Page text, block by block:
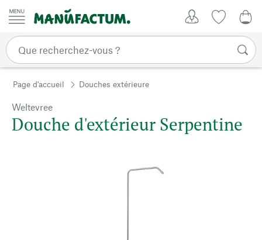
Passer au contenu
Page d'accueil Douches extérieure
Weltevree
Douche d'extérieur Serpentine